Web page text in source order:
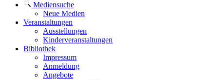
Mediensuche
Neue Medien
Veranstaltungen
Ausstellungen
Kinderveranstaltungen
Bibliothek
Impressum
Anmeldung
Angebote